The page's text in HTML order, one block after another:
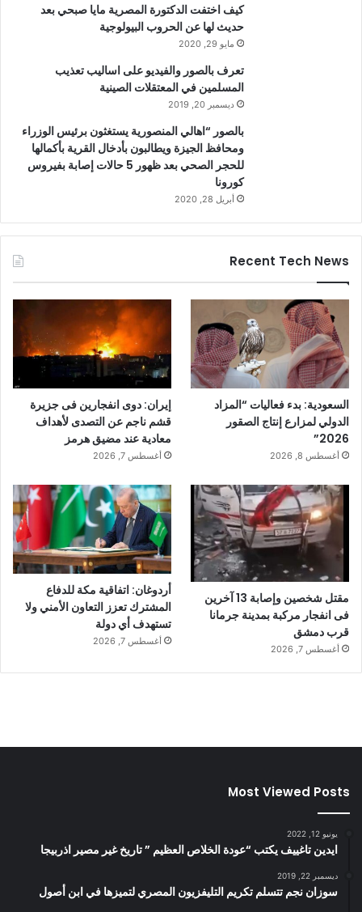
كيف اختفت الدكتورة المصرية مايا صبحي بعد
حديث لها عن الحروب البيولوجية
مايو 29, 2020
تعرف بالصور والفيديو على اساليب تعذيب
المسلمين في المعتقلات الصينية
ديسمبر 20, 2019
بالصور “اهالي المنصورية يستغثون برئيس الوزراء
ومحافظ الجيزة ويطالبون بأدخال القرية بأكمالها
للحجر الصحي بعد ظهور 5 حالات إصابة بفيروس
كورونا
أبريل 28, 2020
Recent Tech News
السعودية: بدء فعاليات “المزاد
الدولي لمزارع إنتاج الصقور
2026”
أغسطس 8, 2026
إيران: دوى انفجارين فى جزيرة
قشم ناجم عن التصدى لأهداف
معادية عند مضيق هرمز
أغسطس 7, 2026
مقتل شخصين وإصابة 13 آخرين
فى انفجار مركبة بمدينة جرمانا
قرب دمشق
أغسطس 7, 2026
أردوغان: اتفاقية مكة للدفاع
المشترك تعزز التعاون الأمني ولا
تستهدف أي دولة
أغسطس 7, 2026
Most Viewed Posts
يونيو 12, 2022
ايدين تاغييف يكتب “عودة الخلاص العظيم ” تاريخ غير مصير اذربيجا
ديسمبر 22, 2019
سوزان نجم تتسلم تكريم التليفزيون المصري لتميزها في ابن أصول